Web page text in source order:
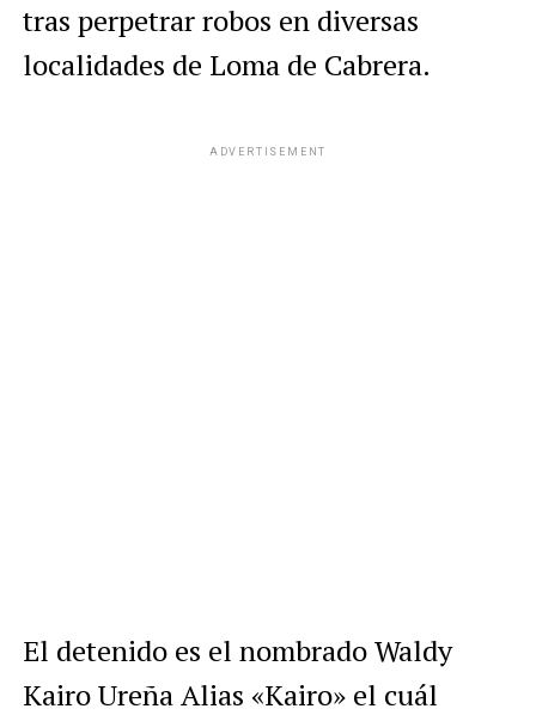
tras perpetrar robos en diversas
localidades de Loma de Cabrera.
ADVERTISEMENT
El detenido es el nombrado Waldy
Kairo Ureña Alias «Kairo» el cuál